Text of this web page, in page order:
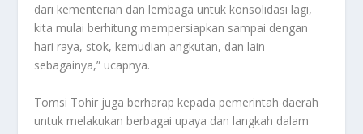
dari kementerian dan lembaga untuk konsolidasi lagi,
kita mulai berhitung mempersiapkan sampai dengan
hari raya, stok, kemudian angkutan, dan lain
sebagainya,” ucapnya.
Tomsi Tohir juga berharap kepada pemerintah daerah
untuk melakukan berbagai upaya dan langkah dalam